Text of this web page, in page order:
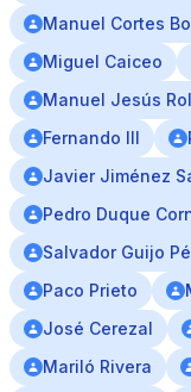
Manuel Cortes
Miguel Caiceo
Manuel Jesús
Fernando III
Javier Jiménez
Pedro Duque
Salvador Guijo
Paco Prieto
José Cerezal
Mariló Rivera